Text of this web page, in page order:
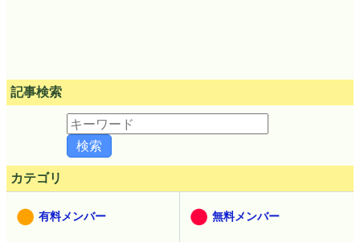
記事検索
カテゴリ
有料メンバー 無料メンバー